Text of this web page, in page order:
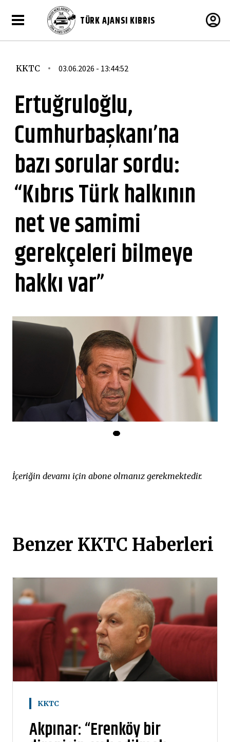
TÜRK AJANSI KIBRIS
KKTC 03.06.2026 - 13:44:52
Ertuğruloğlu,
Cumhurbaşkanı’na
bazı sorular sordu:
“Kıbrıs Türk halkının
net ve samimi
gerekçeleri bilmeye
hakkı var”
İçeriğin devamı için abone olmanız gerekmektedir.
Benzer KKTC Haberleri
KKTC
Akpınar: “Erenköy bir